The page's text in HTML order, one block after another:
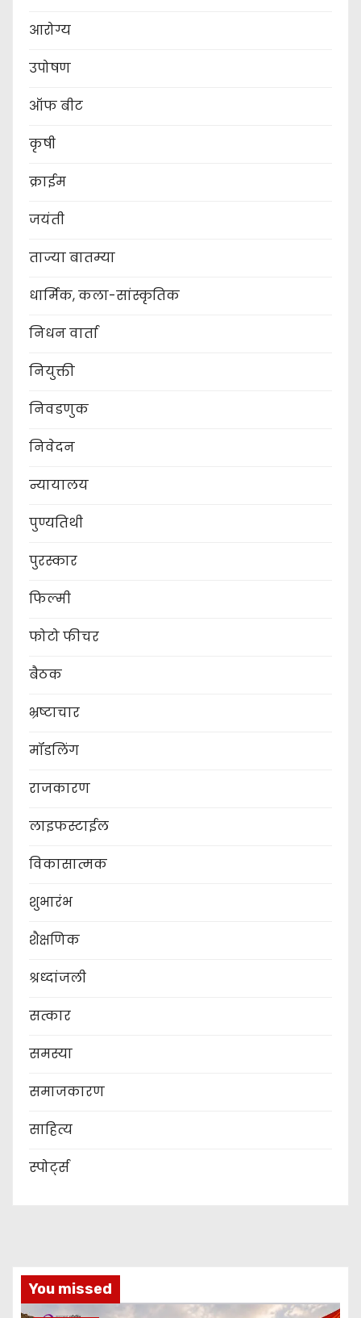
आरोग्य
उपोषण
ऑफ बीट
कृषी
क्राईम
जयंती
ताज्या बातम्या
धार्मिक, कला-सांस्कृतिक
निधन वार्ता
नियुक्ती
निवडणुक
निवेदन
न्यायालय
पुण्यतिथी
पुरस्कार
फिल्मी
फोटो फीचर
बैठक
भ्रष्टाचार
मॉडलिंग
राजकारण
लाइफस्टाईल
विकासात्मक
शुभारंभ
शैक्षणिक
श्रध्दांजली
सत्कार
समस्या
समाजकारण
साहित्य
स्पोर्ट्स
You missed